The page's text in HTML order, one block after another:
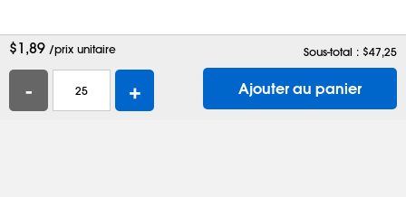
$1,89 /prix unitaire Sous-total : $47,25
- + Ajouter au panier